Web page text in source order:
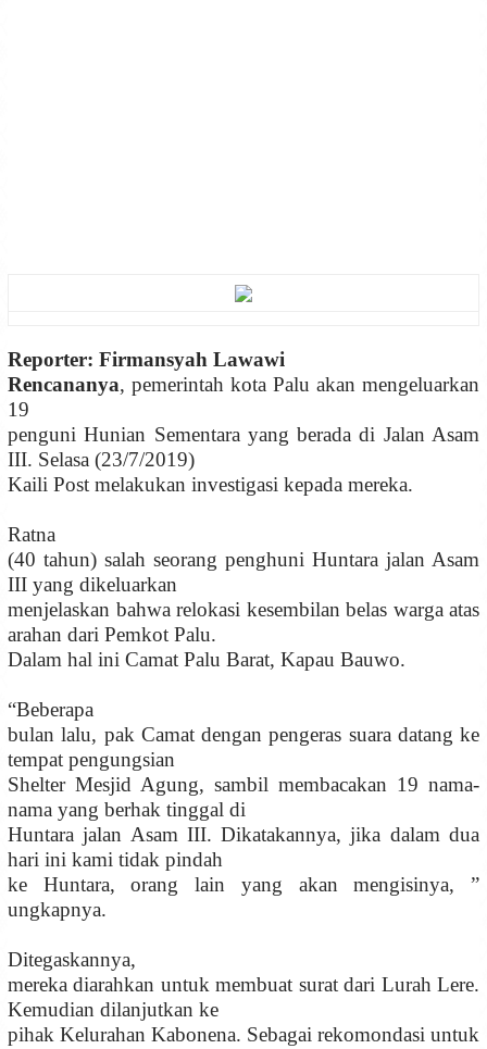
Reporter: Firmansyah Lawawi
Rencananya, pemerintah kota Palu akan mengeluarkan
19
penguni Hunian Sementara yang berada di Jalan Asam
III. Selasa (23/7/2019)
Kaili Post melakukan investigasi kepada mereka.
Ratna
(40 tahun) salah seorang penghuni Huntara jalan Asam
III yang dikeluarkan
menjelaskan bahwa relokasi kesembilan belas warga atas
arahan dari Pemkot Palu.
Dalam hal ini Camat Palu Barat, Kapau Bauwo.
“Beberapa
bulan lalu, pak Camat dengan pengeras suara datang ke
tempat pengungsian
Shelter Mesjid Agung, sambil membacakan 19 nama-
nama yang berhak tinggal di
Huntara jalan Asam III. Dikatakannya, jika dalam dua
hari ini kami tidak pindah
ke Huntara, orang lain yang akan mengisinya, ”
ungkapnya.
Ditegaskannya,
mereka diarahkan untuk membuat surat dari Lurah Lere.
Kemudian dilanjutkan ke
pihak Kelurahan Kabonena. Sebagai rekomondasi untuk